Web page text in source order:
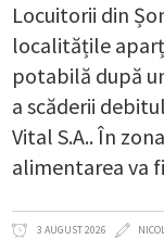
Locuitorii din
localitățile
potabilă după
a scăderii
Vital S.A.. În
alimentarea va
3 AUGUST 2026